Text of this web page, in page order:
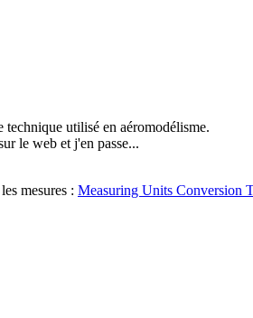
utilisé en aéromodélisme.
le web et j'en passe...
mesures : Measuring Units Conversion